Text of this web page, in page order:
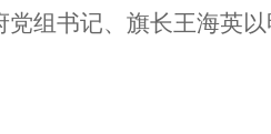
组书记、旗长王海英